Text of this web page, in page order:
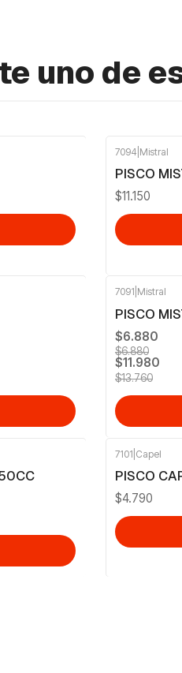
uno de
7094 Mistral
PISCO
$11.150
7091 Mistral
PISCO
$6.880
$6.880
$11.980
$13.760
7101 Capel
PISCO
$4.790